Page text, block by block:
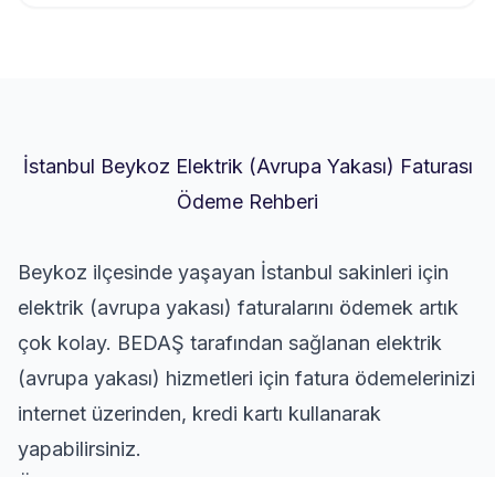
İstanbul Beykoz Elektrik (Avrupa Yakası) Faturası
Ödeme Rehberi
Beykoz ilçesinde yaşayan İstanbul sakinleri için
elektrik (avrupa yakası) faturalarını ödemek artık
çok kolay. BEDAŞ tarafından sağlanan elektrik
(avrupa yakası) hizmetleri için fatura ödemelerinizi
internet üzerinden, kredi kartı kullanarak
yapabilirsiniz.